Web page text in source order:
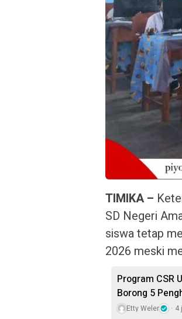
TIMIKA –
SD Negeri
siswa tetap
2026 meski
Program CSR
Borong 5
Etty Weler 4